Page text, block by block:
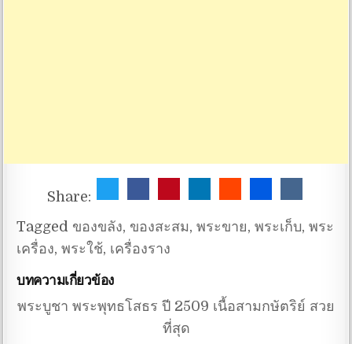
Share:
Tagged ของขลัง, ของสะสม,พระขาย,พระเก็บ,พระ
เครื่อง,พระใช้, เครื่องราง
บทความเกี่ยวข้อง
พระบูชา พระพุทธโสธร ปี 2509 เนื้อสามกษัตริย์ สวย
ที่สุด